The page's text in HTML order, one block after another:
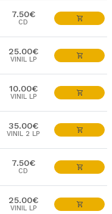
7.50€
CD
25.00€
VINIL LP
10.00€
VINIL LP
35.00€
VINIL 2 LP
7.50€
CD
25.00€
VINIL LP